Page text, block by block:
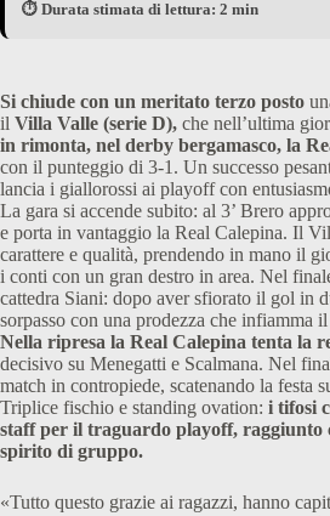
⏱️ Durata stimata di lettura: 2 min
Si chiude con un meritato terzo posto
il Villa Valle (serie D), che nell’ultima
in rimonta, nel derby bergamasco, la
con il punteggio di 3-1. Un successo
lancia i giallorossi ai playoff con
La gara si accende subito: al 3’ Brero
e porta in vantaggio la Real Calepina. Il
carattere e qualità, prendendo in mano il
i conti con un gran destro in area. Nel
cattedra Siani: dopo aver sfiorato il gol in
sorpasso con una prodezza che infiamma
Nella ripresa la Real Calepina tenta la
decisivo su Menegatti e Scalmana. Nel
match in contropiede, scatenando la festa
Triplice fischio e standing ovation: i tifosi
staff per il traguardo playoff, raggiunto
spirito di gruppo.
«Tutto questo grazie ai ragazzi, hanno